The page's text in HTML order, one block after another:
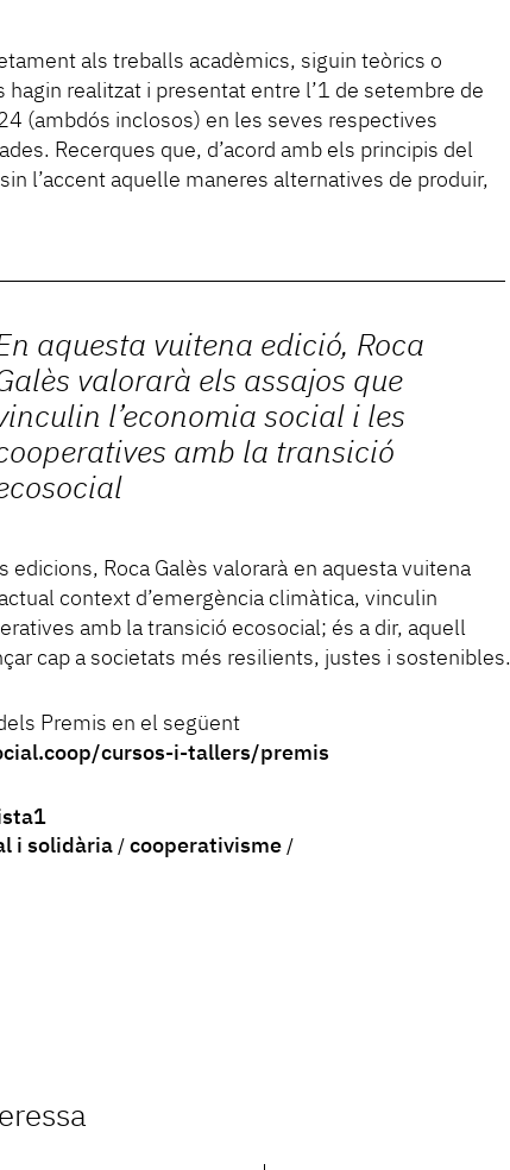
als treballs acadèmics, siguin teòrics o
realitzat i presentat entre l’1 de setembre de
(ambdós inclosos) en les seves respectives
Recerques que, d’acord amb els principis del
l’accent aquelle maneres alternatives de produir,
aquesta vuitena edició, Roca
valorarà els assajos que
l’economia social i les
amb la transició
edicions, Roca Galès valorarà en aquesta vuitena
context d’emergència climàtica, vinculin
amb la transició ecosocial; és a dir, aquell
cap a societats més resilients, justes i sostenibles.
Premis en el següent
cursos-i-tallers/premis
i solidària
cooperativisme